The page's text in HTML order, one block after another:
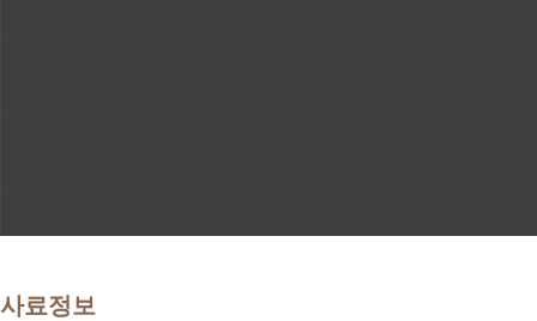
사료정보